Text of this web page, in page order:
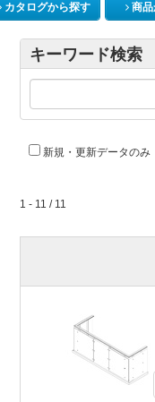
カタログから探す 商
キーワード検索
新規・更新データのみ
1 - 11 / 11